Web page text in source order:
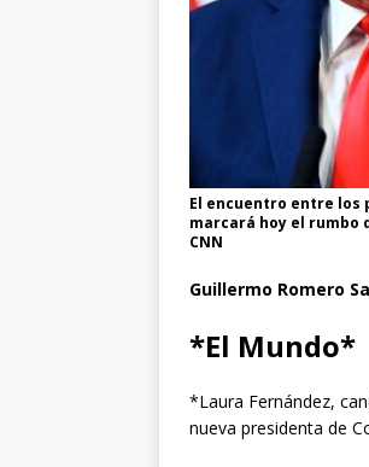
El encuentro entre los
marcará hoy el rumbo
CNN
Guillermo Romero
*El Mundo*
*Laura Fernández,
nueva presidenta de